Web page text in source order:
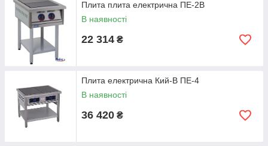
Плита плита електрична ПЕ-2В
В наявності
22 314 ₴
Плита електрична Кий-В ПЕ-4
В наявності
36 420 ₴